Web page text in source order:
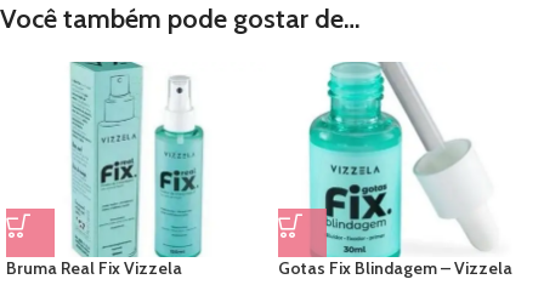
Você também pode gostar de…
Bruma Real Fix Vizzela Gotas Fix Blindagem – Vizzela